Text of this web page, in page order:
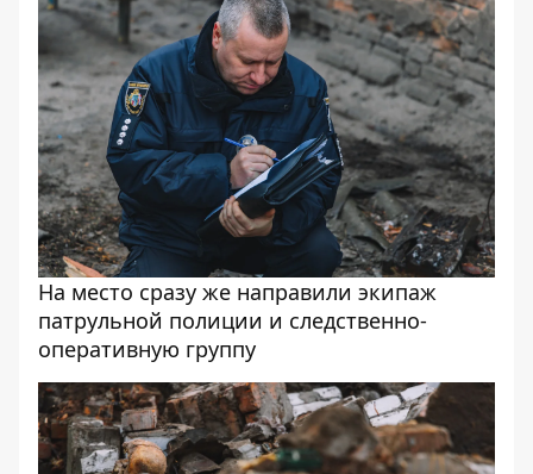
На место сразу же направили экипаж
патрульной полиции и следственно-
оперативную группу